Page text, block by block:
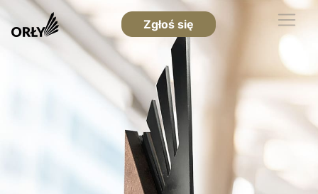
Zgłoś się